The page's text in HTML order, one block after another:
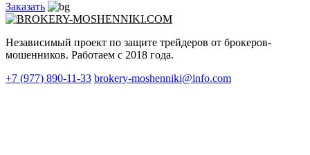
Заказать
Независимый проект по защите трейдеров от брокеров-
мошенников. Работаем с 2018 года.
+7 (977) 890-11-33 brokery-moshenniki@info.com